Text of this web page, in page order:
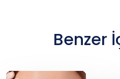
Benzer